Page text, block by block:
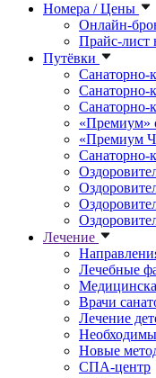
Номера / Цены
Онлайн-
Прайс-лист
Путёвки
Санаторно-
Санаторно-
Санаторно-
«Премиум»
«Премиум
Санаторно-
Лечение
Лечебные
Врачи
Лечение
Новые
СПА-центр